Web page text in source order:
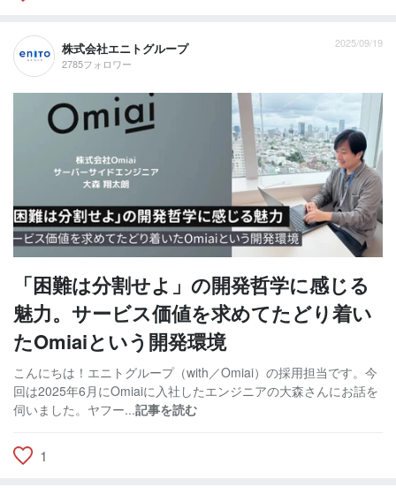
株式会社エニトグループ
2785フォロワー
2025/09/19
「困難は分割せよ」の開発哲学に感じる
魅力。サービス価値を求めてたどり着い
たOmiaiという開発環境
こんにちは！エニトグループ（with／Omiai）の採用担当です。今
回は2025年6月にOmiaiに入社したエンジニアの大森さんにお話を
伺いました。ヤフー...記事を読む
1